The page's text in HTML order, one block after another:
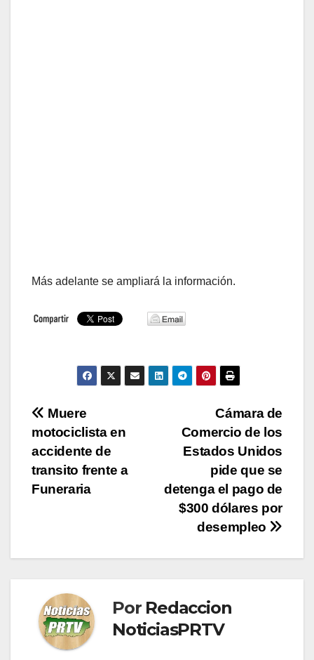
Más adelante se ampliará la información.
Navegación
de
entradas
Cámara de
Comercio de los
Estados Unidos
pide que se
detenga el pago de
$300 dólares por
desempleo
Muere
motociclista en
accidente de
transito frente a
Funeraria
Por Redaccion
NoticiasPRTV